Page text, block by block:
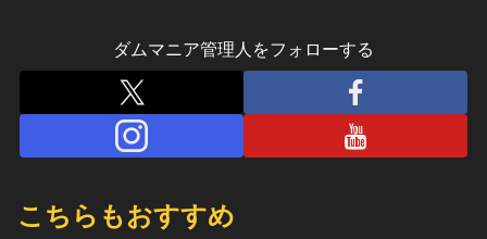
ダムマニア管理人をフォローする
こちらもおすすめ